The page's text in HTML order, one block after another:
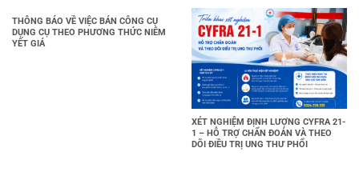
THÔNG BÁO VỀ VIỆC BÁN CÔNG CỤ
DỤNG CỤ THEO PHƯƠNG THỨC NIÊM
YẾT GIÁ
XÉT NGHIỆM ĐỊNH LƯỢNG CYFRA 21-
1 – HỖ TRỢ CHẨN ĐOÁN VÀ THEO
DÕI ĐIỀU TRỊ UNG THƯ PHỔI